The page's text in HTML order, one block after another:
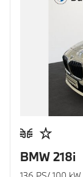
BMW 218i